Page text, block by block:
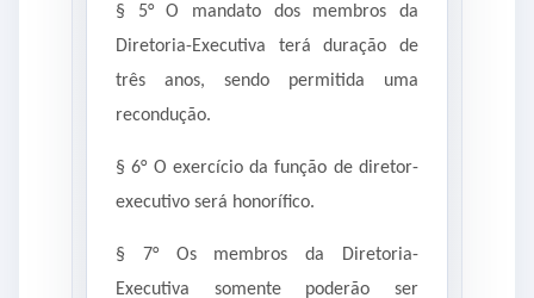
§ 5° O mandato dos membros da
Diretoria-Executiva terá duração de
três anos, sendo permitida uma
recondução.
§ 6° O exercício da função de diretor-
executivo será honorífico.
§ 7° Os membros da Diretoria-
Executiva somente poderão ser